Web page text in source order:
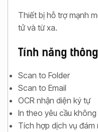
Thiết bị hỗ trợ mạnh
tử và từ xa.
Tính năng
Scan to Folder
Scan to Email
OCR nhận diện ký tự
In theo yêu cầu
Tích hợp dịch vụ đám